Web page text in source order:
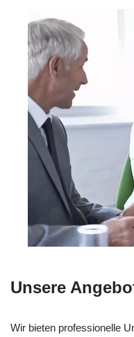
Unsere
Wir bieten professionelle